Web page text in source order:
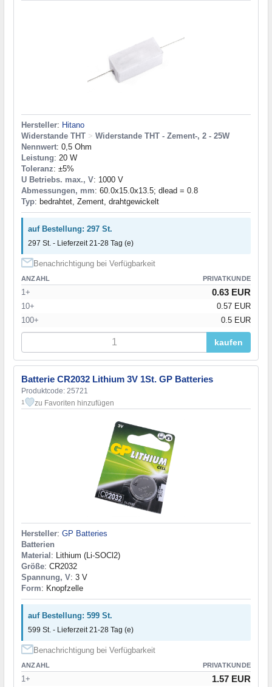
Hersteller: Hitano
Widerstande THT > Widerstande THT - Zement-, 2 - 25W
Nennwert: 0,5 Ohm
Leistung: 20 W
Toleranz: ±5%
U Betriebs. max., V: 1000 V
Abmessungen, mm: 60.0x15.0x13.5; dlead = 0.8
Typ: bedrahtet, Zement, drahtgewickelt
auf Bestellung: 297 St.
297 St. - Lieferzeit 21-28 Tag (e)
Benachrichtigung bei Verfügbarkeit
ANZAHL PRIVATKUNDE
1+ 0.63 EUR
10+
0.57 EUR
100+
0.5 EUR
kaufen
Batterie CR2032 Lithium 3V 1St. GP Batteries
Produktcode: 25721
1 zu Favoriten hinzufügen
Hersteller: GP Batteries
Batterien
Material: Lithium (Li-SOCl2)
Größe: CR2032
Spannung, V: 3 V
Form: Knopfzelle
auf Bestellung: 599 St.
599 St. - Lieferzeit 21-28 Tag (e)
Benachrichtigung bei Verfügbarkeit
ANZAHL PRIVATKUNDE
1+ 1.57 EUR